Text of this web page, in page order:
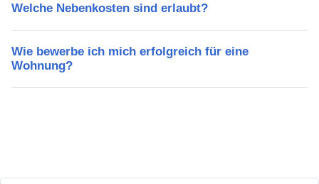
Welche Nebenkosten sind erlaubt?
Wie bewerbe ich mich erfolgreich für eine
Wohnung?